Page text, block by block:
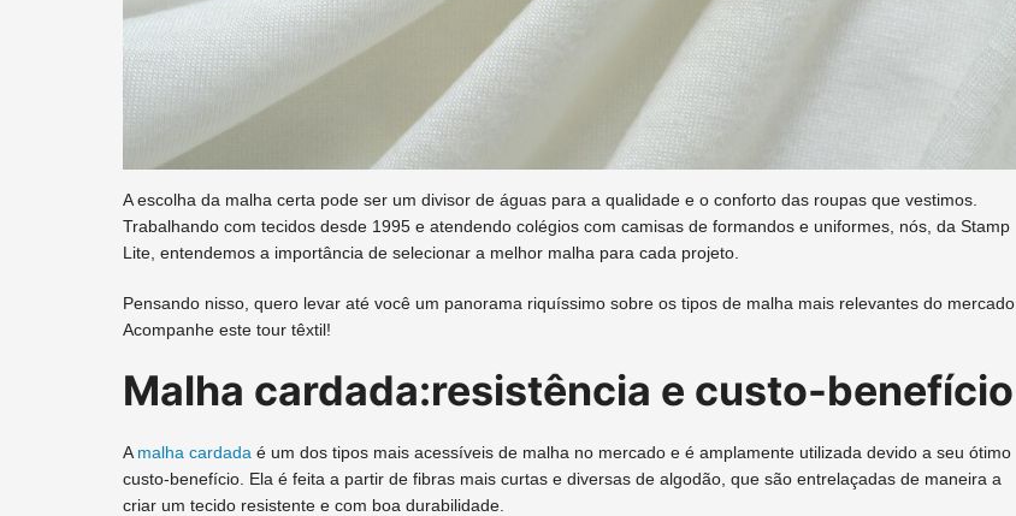
A escolha da malha certa pode ser um divisor de águas para a qualidade e o conforto das roupas que vestimos.
Trabalhando com tecidos desde 1995 e atendendo colégios com camisas de formandos e uniformes, nós, da Stamp
Lite, entendemos a importância de selecionar a melhor malha para cada projeto.
Pensando nisso, quero levar até você um panorama riquíssimo sobre os tipos de malha mais relevantes do mercado.
Acompanhe este tour têxtil!
Malha cardada:resistência e custo-benefício
A malha cardada é um dos tipos mais acessíveis de malha no mercado e é amplamente utilizada devido a seu ótimo
custo-benefício. Ela é feita a partir de fibras mais curtas e diversas de algodão, que são entrelaçadas de maneira a
criar um tecido resistente e com boa durabilidade.